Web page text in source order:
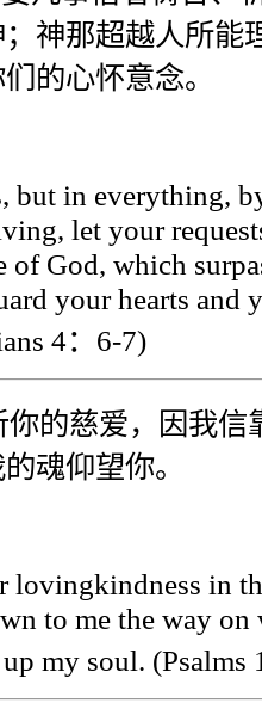
神那超越人所能
的心怀意念。
but in everything,
let your
of God, which
your hearts and
4：6-7)
的慈爱，因我信
魂仰望你。
lovingkindness in
to me the way
my soul. (Psalms